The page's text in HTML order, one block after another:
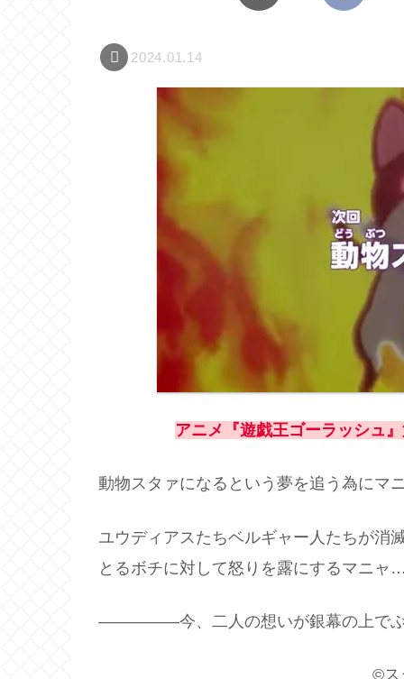
2024.01.14
アニメ『遊戯王ゴーラッシュ
動物スタァになるという夢を追う為にマ
ユウディアスたちベルギャー人たちが消
とるボチに対して怒りを露にするマニ
―――――今、二人の想いが銀幕の上でぶ
©ス